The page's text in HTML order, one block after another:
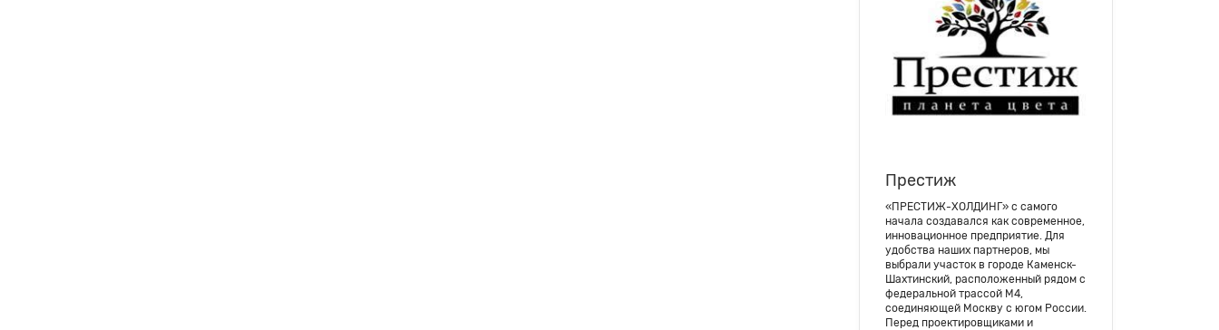
Престиж
«ПРЕСТИЖ-ХОЛДИНГ» с самого
начала создавался как современное,
инновационное предприятие. Для
удобства наших партнеров, мы
выбрали участок в городе Каменск-
Шахтинский, расположенный рядом с
федеральной трассой М4,
соединяющей Москву с югом России.
Перед проектировщиками и